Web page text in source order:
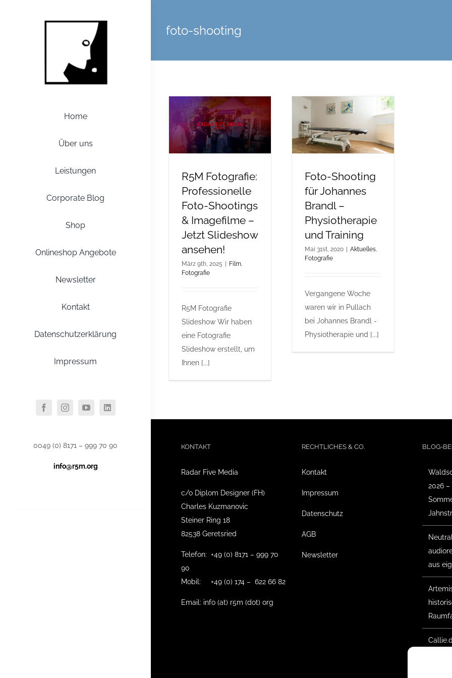
Home
Über uns
Leistungen
Corporate Blog
Shop
Onlineshop Angebote
Newsletter
Kontakt
Datenschutzerklärung
Impressum
0049 (0) 8171 – 999 70 90
info@r5m.org
foto-shooting
R5M Fotografie:
Professionelle Foto-
Shootings &
Slideshow ansehen!
R5M Fotografie:
Professionelle
Foto-Shootings
& Imagefilme –
Jetzt Slideshow
ansehen!
März 9th, 2025 Film,
Fotografie
R5M Fotografie
Slideshow Wir haben
eine Fotografie
Slideshow erstellt, um
Ihnen [...]
Foto-Shooting für
Johannes Brandl –
Physiotherapie und
Training
Foto-Shooting
für Johannes
Brandl –
Physiotherapie
und Training
Mai 31st, 2020 Aktuelles,
Fotografie
Vergangene Woche
waren wir in Pullach
bei Johannes Brandl -
Physiotherapie und [...]
KONTAKT
Radar Five Media
c/o Diplom Designer (FH)
Charles Kuzmanovic
Steiner Ring 18
82538 Geretsried
Telefon: +49 (0) 8171 – 999 70
90
Mobil: +49 (0) 174 – 622 66 82
Email: info (at) r5m (dot) org
RECHTLICHES & CO.
Kontakt
Impressum
Datenschutz
AGB
Newsletter
BLOG-
2026 –
aus